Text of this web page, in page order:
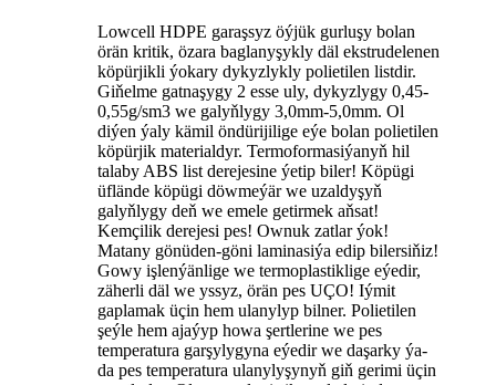
Lowcell HDPE garaşsyz öýjük gurluşy bolan
örän kritik, özara baglanyşykly däl ekstrudelenen
köpürjikli ýokary dykyzlykly polietilen listdir.
Giňelme gatnaşygy 2 esse uly, dykyzlygy 0,45-
0,55g/sm3 we galyňlygy 3,0mm-5,0mm. Ol
diýen ýaly kämil öndürijilige eýe bolan polietilen
köpürjik materialdyr. Termoformasiýanyň hil
talaby ABS list derejesine ýetip biler! Köpügi
üflände köpügi döwmeýär we uzaldyşyň
galyňlygy deň we emele getirmek aňsat!
Kemçilik derejesi pes! Ownuk zatlar ýok!
Matany gönüden-göni laminasiýa edip bilersiňiz!
Gowy işlenýänlige we termoplastiklige eýedir,
zäherli däl we yssyz, örän pes UÇO! Iýmit
gaplamak üçin hem ulanylyp bilner. Polietilen
şeýle hem ajaýyp howa şertlerine we pes
temperatura garşylygyna eýedir we daşarky ýa-
da pes temperatura ulanylyşynyň giň gerimi üçin